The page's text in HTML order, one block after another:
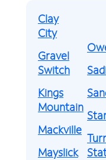
Clay
City
Gravel
Switch
Kings
Mountain
Mackville
Mayslick